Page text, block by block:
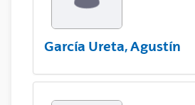
García Ureta, Agustín